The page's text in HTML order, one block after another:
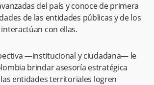
del país y conoce de primera
de las entidades públicas y de los
con ellas.
—institucional y ciudadana— le
brindar asesoría estratégica
entidades territoriales logren